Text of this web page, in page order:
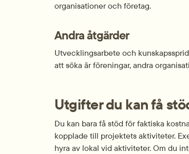
organisationer och företag.
Andra åtgärder
Utvecklingsarbete och
att söka är föreningar, andra
Utgifter du kan få
Du kan bara få stöd för faktiska
kopplade till projektets aktiviteter.
hyra av lokal vid aktiviteter. Om du